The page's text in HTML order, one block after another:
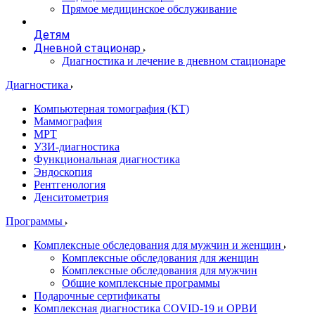
Прямое медицинское обслуживание
Детям
Дневной стационар
Диагностика и лечение в дневном стационаре
Диагностика
Компьютерная томография (КТ)
Маммография
МРТ
УЗИ-диагностика
Функциональная диагностика
Эндоскопия
Рентгенология
Денситометрия
Программы
Комплексные обследования для мужчин и женщин
Комплексные обследования для женщин
Комплексные обследования для мужчин
Общие комплексные программы
Подарочные сертификаты
Комплексная диагностика COVID-19 и ОРВИ